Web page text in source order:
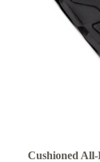
Cushioned